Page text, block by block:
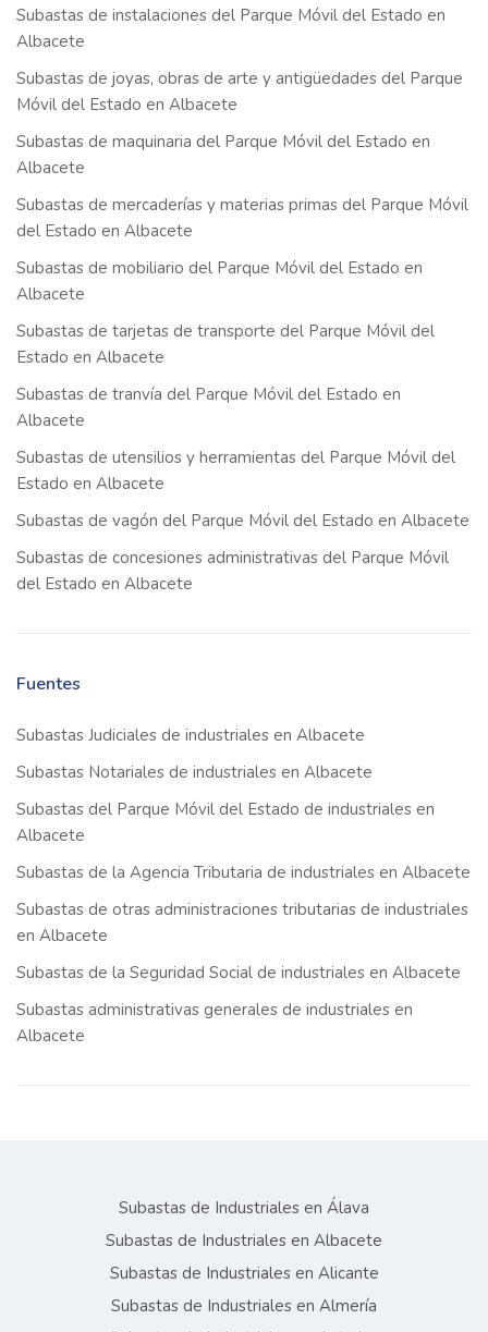
Subastas de instalaciones del Parque Móvil del Estado en
Albacete
Subastas de joyas, obras de arte y antigüedades del Parque
Móvil del Estado en Albacete
Subastas de maquinaria del Parque Móvil del Estado en
Albacete
Subastas de mercaderías y materias primas del Parque Móvil
del Estado en Albacete
Subastas de mobiliario del Parque Móvil del Estado en
Albacete
Subastas de tarjetas de transporte del Parque Móvil del
Estado en Albacete
Subastas de tranvía del Parque Móvil del Estado en
Albacete
Subastas de utensilios y herramientas del Parque Móvil del
Estado en Albacete
Subastas de vagón del Parque Móvil del Estado en Albacete
Subastas de concesiones administrativas del Parque Móvil
del Estado en Albacete
Fuentes
Subastas Judiciales de industriales en Albacete
Subastas Notariales de industriales en Albacete
Subastas del Parque Móvil del Estado de industriales en
Albacete
Subastas de la Agencia Tributaria de industriales en Albacete
Subastas de otras administraciones tributarias de industriales
en Albacete
Subastas de la Seguridad Social de industriales en Albacete
Subastas administrativas generales de industriales en
Albacete
Subastas de Industriales en Álava
Subastas de Industriales en Albacete
Subastas de Industriales en Alicante
Subastas de Industriales en Almería